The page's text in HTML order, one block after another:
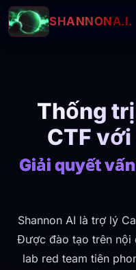
SHANNONA.I.
Thống
CTF
Giải quyết
Shannon AI là trợ lý
Được đào tạo trên nội
lab red team tiên